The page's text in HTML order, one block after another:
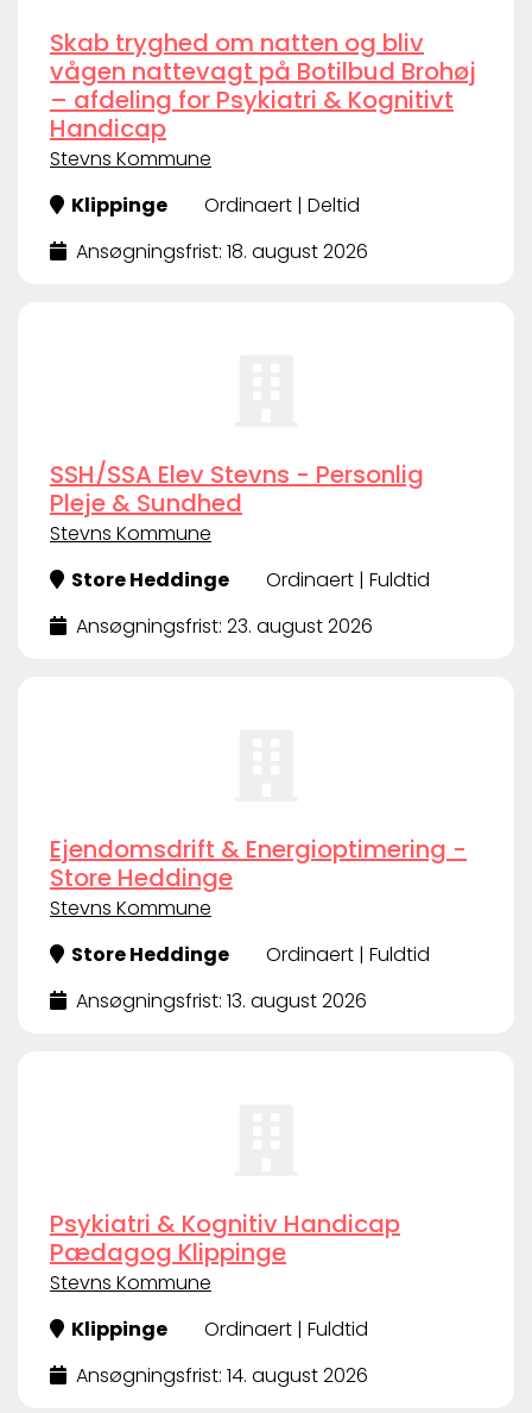
Skab tryghed om natten og bliv
vågen nattevagt på Botilbud Brohøj
– afdeling for Psykiatri & Kognitivt
Handicap
Stevns Kommune
Klippinge
Ordinaert | Deltid
Ansøgningsfrist: 18. august 2026
SSH/SSA Elev Stevns - Personlig
Pleje & Sundhed
Stevns Kommune
Store Heddinge
Ordinaert | Fuldtid
Ansøgningsfrist: 23. august 2026
Ejendomsdrift & Energioptimering -
Store Heddinge
Stevns Kommune
Store Heddinge
Ordinaert | Fuldtid
Ansøgningsfrist: 13. august 2026
Psykiatri & Kognitiv Handicap
Pædagog Klippinge
Stevns Kommune
Klippinge
Ordinaert | Fuldtid
Ansøgningsfrist: 14. august 2026